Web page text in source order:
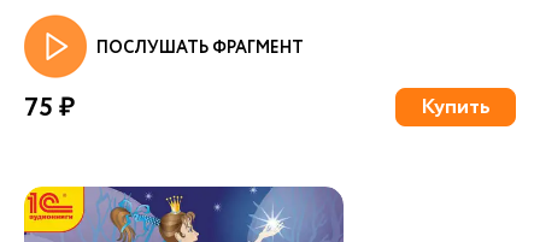
ПОСЛУШАТЬ ФРАГМЕНТ
75 ₽ Купить